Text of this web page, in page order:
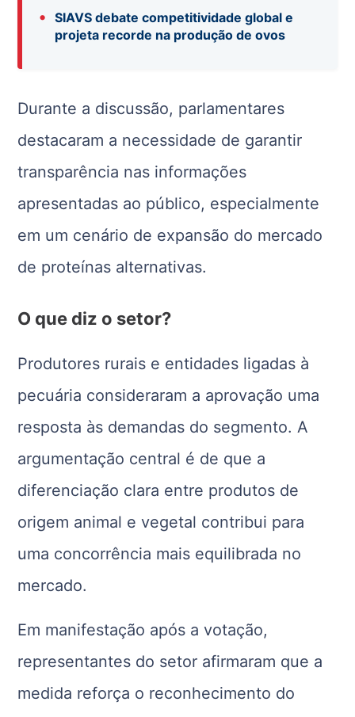
•
SIAVS debate competitividade global e
projeta recorde na produção de ovos
Durante a discussão, parlamentares
destacaram a necessidade de garantir
transparência nas informações
apresentadas ao público, especialmente
em um cenário de expansão do mercado
de proteínas alternativas.
O que diz o setor?
Produtores rurais e entidades ligadas à
pecuária consideraram a aprovação uma
resposta às demandas do segmento. A
argumentação central é de que a
diferenciação clara entre produtos de
origem animal e vegetal contribui para
uma concorrência mais equilibrada no
mercado.
Em manifestação após a votação,
representantes do setor afirmaram que a
medida reforça o reconhecimento do